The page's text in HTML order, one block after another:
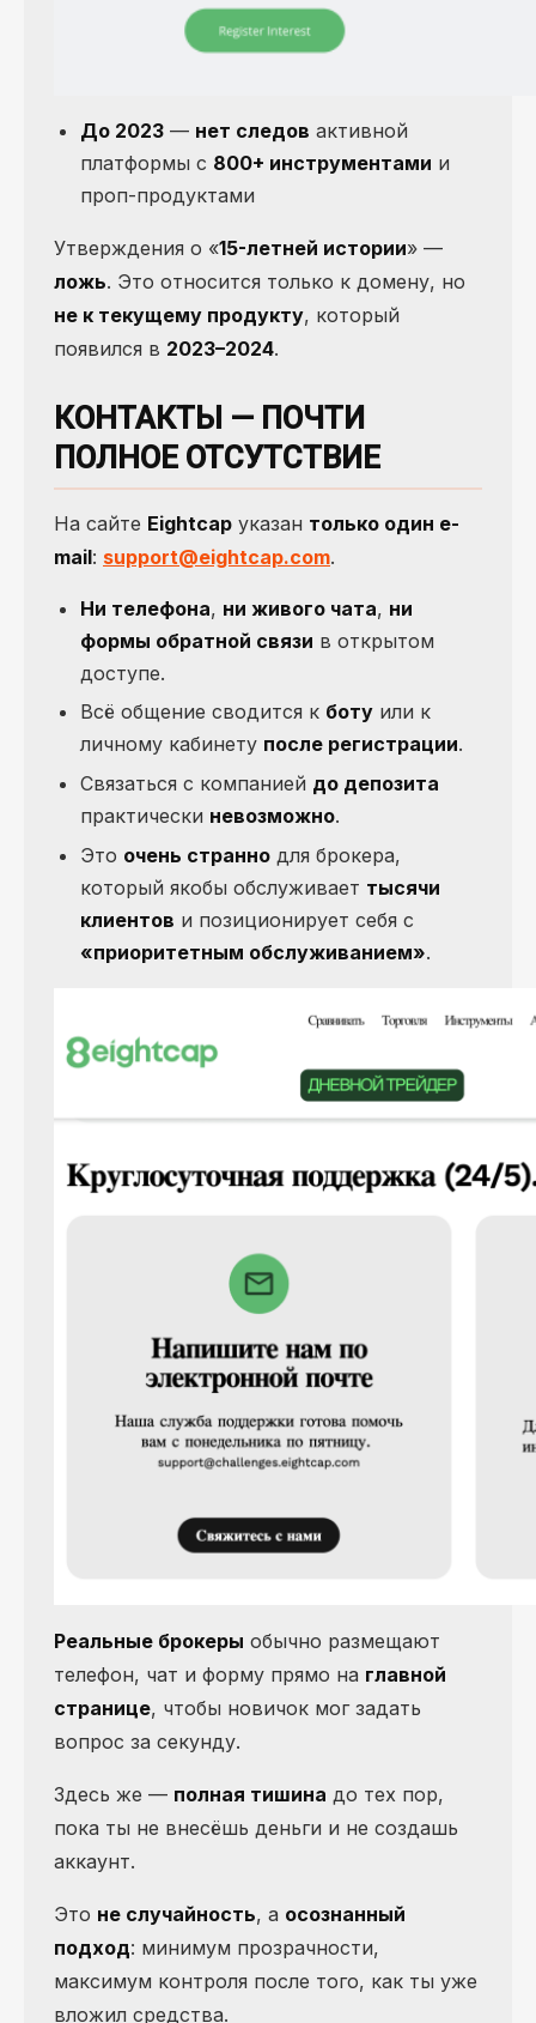
До 2023 — нет следов активной
платформы с 800+ инструментами и
проп-продуктами
Утверждения о «15-летней истории» —
ложь. Это относится только к домену, но
не к текущему продукту, который
появился в 2023–2024.
КОНТАКТЫ — ПОЧТИ
ПОЛНОЕ ОТСУТСТВИЕ
На сайте Eightcap указан только один e-
mail: support@eightcap.com.
Ни телефона, ни живого чата, ни
формы обратной связи в открытом
доступе.
Всё общение сводится к боту или к
личному кабинету после регистрации.
Связаться с компанией до депозита
практически невозможно.
Это очень странно для брокера,
который якобы обслуживает тысячи
клиентов и позиционирует себя с
«приоритетным обслуживанием».
Реальные брокеры обычно размещают
телефон, чат и форму прямо на главной
странице, чтобы новичок мог задать
вопрос за секунду.
Здесь же — полная тишина до тех пор,
пока ты не внесёшь деньги и не создашь
аккаунт.
Это не случайность, а осознанный
подход: минимум прозрачности,
максимум контроля после того, как ты уже
вложил средства.